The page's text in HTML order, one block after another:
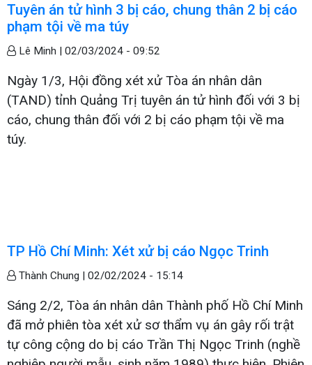
Tuyên án tử hình 3 bị cáo, chung thân 2 bị cáo
phạm tội về ma túy
Lê Minh | 02/03/2024 - 09:52
Ngày 1/3, Hội đồng xét xử Tòa án nhân dân
(TAND) tỉnh Quảng Trị tuyên án tử hình đối với 3 bị
cáo, chung thân đối với 2 bị cáo phạm tội về ma
túy.
TP Hồ Chí Minh: Xét xử bị cáo Ngọc Trinh
Thành Chung | 02/02/2024 - 15:14
Sáng 2/2, Tòa án nhân dân Thành phố Hồ Chí Minh
đã mở phiên tòa xét xử sơ thẩm vụ án gây rối trật
tự công cộng do bị cáo Trần Thị Ngọc Trinh (nghề